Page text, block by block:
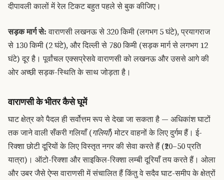
दीपावली कालों में रेल टिकट बहुत पहले से बुक कीजिए।
सड़क मार्ग से:वाराणसी लखनऊ से 320 किमी (लगभग 5 घंटे), प्रयागराज
से 130 किमी (2 घंटे), और दिल्ली से 780 किमी (सड़क मार्ग से लगभग 12
घंटे) दूर है। पूर्वांचल एक्सप्रेसवे वाराणसी को लखनऊ और उससे आगे की
ओर अच्छी सड़क-स्थिति के साथ जोड़ता है।
वाराणसी के भीतर कैसे घूमें
घाट क्षेत्र को पैदल ही सर्वोत्तम रूप से देखा जा सकता है — अधिकांश घाटों
तक जाने वाली सँकरी गलियाँ (गलियाँ) मोटर वाहनों के लिए दुर्गम हैं। ई-
रिक्शा छोटी दूरियों के लिए विस्तृत नगर की सेवा करते हैं (₹20–50 प्रति
यात्रा)। ऑटो-रिक्शा और साइकिल-रिक्शा लम्बी दूरियाँ तय करते हैं। ओला
और उबर जैसे ऐप्स वाराणसी में संचालित हैं किंतु वे सदैव घाट-समीप के क्षेत्रों